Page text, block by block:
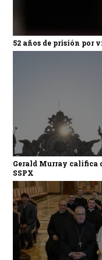
52 años de prisión por
Gerald Murray califica
SSPX